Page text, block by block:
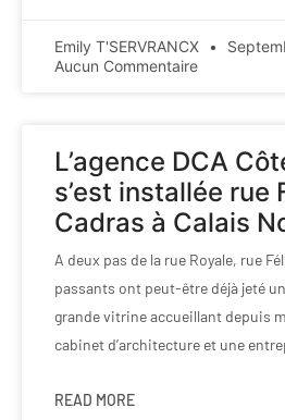
Emily T'SERVRANCX
Aucun Commentaire
L’agence DCA
s’est installée rue
Cadras à Calais
A deux pas de la rue Royale, rue
passants ont peut-être déjà jeté
grande vitrine accueillant depuis
cabinet d’architecture et une
READ MORE